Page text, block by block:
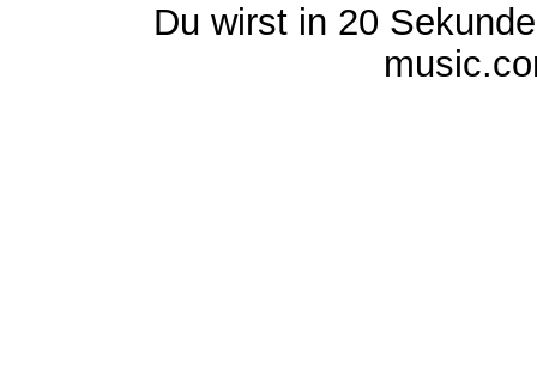
Du wirst in 20